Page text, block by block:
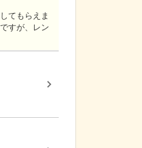
てもらえま
すが、レン